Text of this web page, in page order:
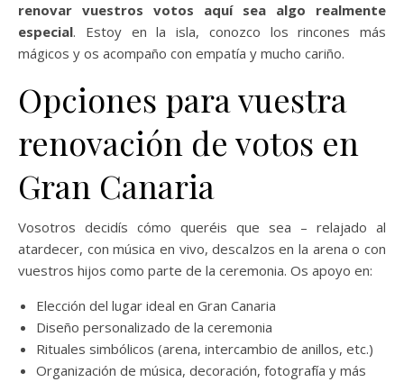
renovar vuestros votos aquí sea algo realmente
especial. Estoy en la isla, conozco los rincones más
mágicos y os acompaño con empatía y mucho cariño.
Opciones para vuestra
renovación de votos en
Gran Canaria
Vosotros decidís cómo queréis que sea – relajado al
atardecer, con música en vivo, descalzos en la arena o con
vuestros hijos como parte de la ceremonia. Os apoyo en:
Elección del lugar ideal en Gran Canaria
Diseño personalizado de la ceremonia
Rituales simbólicos (arena, intercambio de anillos, etc.)
Organización de música, decoración, fotografía y más